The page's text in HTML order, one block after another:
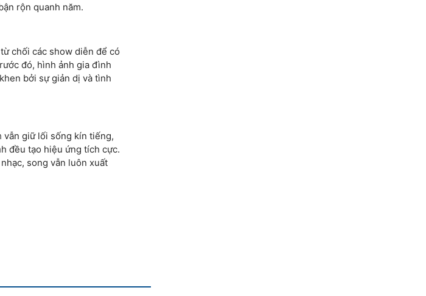
rộn quanh năm.
chối các show diễn để có
đó, hình ảnh gia đình
bởi sự giản dị và tình
vẫn giữ lối sống kín tiếng,
đều tạo hiệu ứng tích cực.
song vẫn luôn xuất